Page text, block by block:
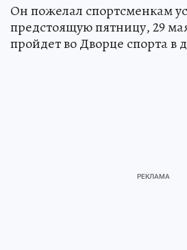
Он пожелал спортсменкам
предстоящую пятницу, 29
пройдет во Дворце спорта в